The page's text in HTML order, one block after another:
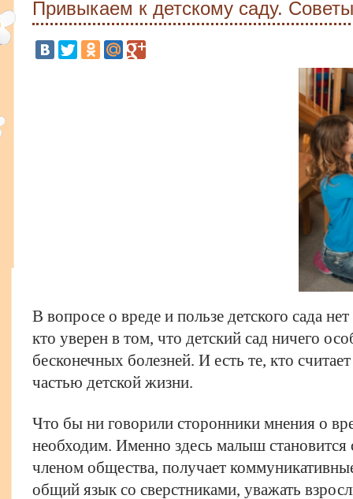
Привыкаем к детскому саду.
В вопросе о вреде и пользе детского сада
кто уверен в том, что детский сад ничего
бесконечных болезней. И есть те, кто
частью детской жизни.
Что бы ни говорили сторонники мнения о
необходим. Именно здесь малыш
членом общества, получает
общий язык со сверстниками, уважать